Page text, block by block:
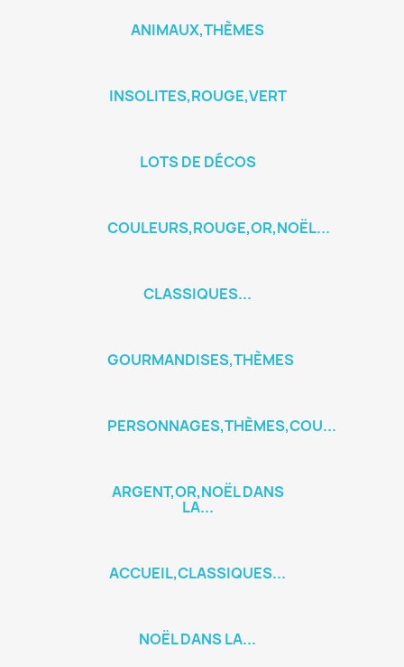
ANIMAUX,THÈMES
INSOLITES,ROUGE,VERT
LOTS DE DÉCOS
COULEURS,ROUGE,OR,NOËL...
CLASSIQUES...
GOURMANDISES,THÈMES
PERSONNAGES,THÈMES,COU...
ARGENT,OR,NOËL DANS
LA...
ACCUEIL,CLASSIQUES...
NOËL DANS LA...